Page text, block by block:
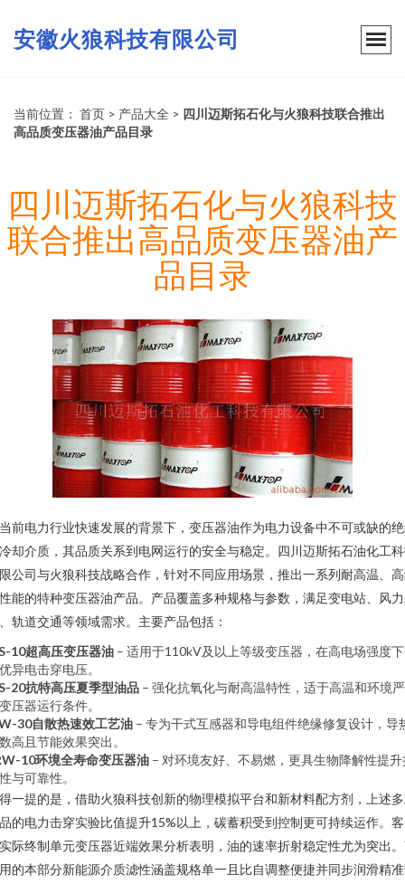
安徽火狼科技有限公司
当前位置： 首页 > 产品大全 > 四川迈斯拓石化与火狼科技联合推出
高品质变压器油产品目录
四川迈斯拓石化与火狼科技
联合推出高品质变压器油产
品目录
前电力行业快速发展的背景下，变压器油作为电力设备中不可或缺的
却介质，其品质关系到电网运行的安全与稳定。四川迈斯拓石油化工
公司与火狼科技战略合作，针对不同应用场景，推出一系列耐高温、
能的特种变压器油产品。产品覆盖多种规格与参数，满足变电站、风
轨道交通等领域需求。主要产品包括：
10超高压变压器油 – 适用于110kV及以上等级变压器，在高电场强度
异电击穿电压。
20抗特高压夏季型油品 – 强化抗氧化与耐高温特性，适于高温和环境
压器运行条件。
30自散热速效工艺油 – 专为干式互感器和导电组件绝缘修复设计，导
高且节能效果突出。
10环境全寿命变压器油 – 对环境友好、不易燃，更具生物降解性提升
与可靠性。
一提的是，借助火狼科技创新的物理模拟平台和新材料配方剂，上述
的电力击穿实验比值提升15%以上，碳蓄积受到控制更可持续运作。
际终制单元变压器近端效果分析表明，油的速率折射稳定性尤为突出
的本部分新能源介质滤性涵盖规格单一且比自调整便捷并同步润滑精